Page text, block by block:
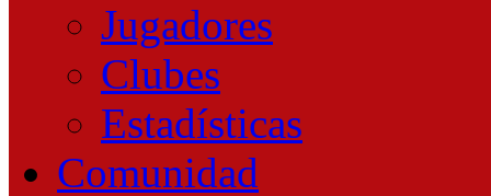
Jugadores
Clubes
Estadísticas
Comunidad